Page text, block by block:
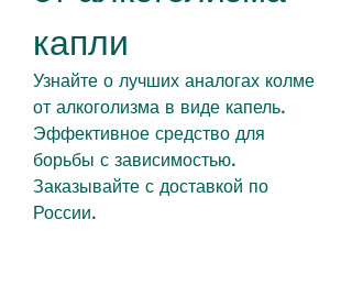
капли
Узнайте о лучших аналогах колме
от алкоголизма в виде капель.
Эффективное средство для
борьбы с зависимостью.
Заказывайте с доставкой по
России.